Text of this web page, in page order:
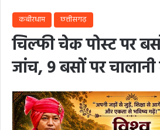
कबीरधाम छत्तीसगढ़
चिल्फी चेक पोस्ट पर
जांच, 9 बसों पर चालानी